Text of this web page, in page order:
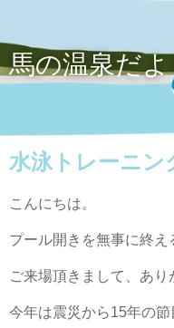
馬の温泉だ
水泳トレーニン
こんにちは。
プール開きを無事に終え
ご来場頂きまして、あり
今年は震災から15年の節